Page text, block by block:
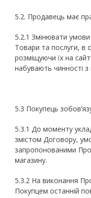
5.2. Продавець має
5.2.1 Змінювати
Товари та послуги, в
розміщуючи їх на
набувають чинності з
5.3 Покупець
5.3.1 До моменту
змістом Договору,
запропонованими
магазину.
5.3.2 На виконання
Покупцем останній